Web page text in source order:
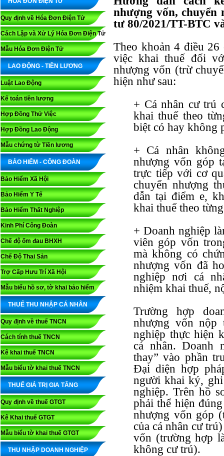
Quy định về Hóa Đơn Điện Tử
Cách Lập và Xử Lý Hóa Đơn Điện Tử
Mẫu Hóa Đơn Điện Tử
LAO ĐỘNG - TIỀN LƯƠNG
Luật Lao Động
Kế toán tiền lương
Hợp Đồng Thử Việc
Hợp Đồng Lao Động
Mẫu chứng từ Tiền lương
BẢO HIỂM - CÔNG ĐOÀN
Bảo Hiểm Xã Hội
Bảo Hiểm Y Tế
Bảo Hiểm Thất Nghiệp
Kinh Phí Công Đoàn
Chế độ ốm đau BHXH
Chế Độ Thai Sản
Trợ Cấp Hưu Trí Xã Hội
Mẫu biểu hồ sơ, tờ khai bảo hiểm
THUẾ THU NHẬP CÁ NHÂN
Quy định về thuế TNCN
Cách tính thuế TNCN
Kê khai thuế TNCN
Mẫu biểu tờ khai thuế TNCN
THUẾ GIÁ TRỊ GIA TĂNG
Quy định về thuế GTGT
Kê Khai thuế GTGT
Mẫu biểu tờ khai thuế GTGT
THU NHẬP DOANH NGHIỆP
nhượng vốn, chuyển
tư 80/2021/TT-BTC
Theo khoản 4 điều
việc khai thuế đối
nhượng vốn (trừ
hiện như sau:
+ Cá nhân cư trú
khai thuế theo
biệt có hay không
+ Cá nhân
nhượng vốn góp
trực tiếp với cơ
chuyển nhượng
dẫn tại điểm e,
khai thuế theo
+ Doanh nghiệp
viên góp vốn
mà không có
nhượng vốn đã
nghiệp nơi cá
nhiệm khai thuế,
Trường hợp
nhượng vốn nộp
nghiệp thực hiện
cá nhân. Doanh
thay” vào phần
Đại diện hợp
người khai ký,
nghiệp. Trên hồ
phải thể hiện
nhượng vốn góp
của cá nhân cư
vốn (trường hợp
không cư trú).